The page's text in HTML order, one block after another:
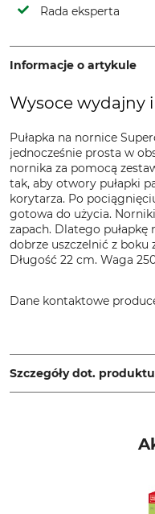
Rada eksperta
Informacje o artykule
Wysoce wydajny
Pułapka na nornice
jednocześnie prosta w
nornika za pomocą
tak, aby otwory pułapki
korytarza. Po
gotowa do użycia.
zapach. Dlatego
dobrze uszczelnić z
Długość 22 cm. Waga
Dane kontaktowe
Gallen, Switzerland,
Szczegóły dot. produktu